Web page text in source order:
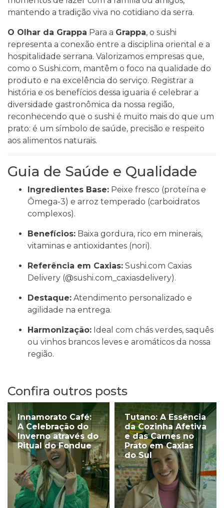
mantendo a tradição viva no cotidiano da serra.
O Olhar da Grappa Para a Grappa, o sushi
representa a conexão entre a disciplina oriental e a
hospitalidade serrana. Valorizamos empresas que,
como o Sushi.com, mantêm o foco na qualidade do
produto e na excelência do serviço. Registrar a
história e os benefícios dessa iguaria é celebrar a
diversidade gastronômica da nossa região,
reconhecendo que o sushi é muito mais do que um
prato: é um símbolo de saúde, precisão e respeito
aos alimentos naturais.
Guia de Saúde e Qualidade
Ingredientes Base: Peixe fresco (proteína e
Ômega-3) e arroz temperado (carboidratos
complexos).
Benefícios: Baixa gordura, rico em minerais,
vitaminas e antioxidantes (nori).
Referência em Caxias: Sushi.com Caxias
Delivery (@sushi.com_caxiasdelivery).
Destaque: Atendimento personalizado e
agilidade na entrega.
Harmonização: Ideal com chás verdes, saquês
ou vinhos brancos leves e aromáticos da nossa
região.
Confira outros posts
Innamorato Café:
A Celebração do
Inverno através do
Ritual do Fondue
Tutano: A Essência
da Cozinha Afetiva
e das Carnes no
Prato em Caxias
do Sul